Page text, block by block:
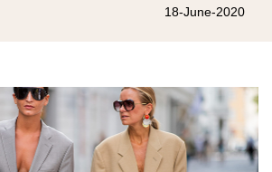
18-June-2020